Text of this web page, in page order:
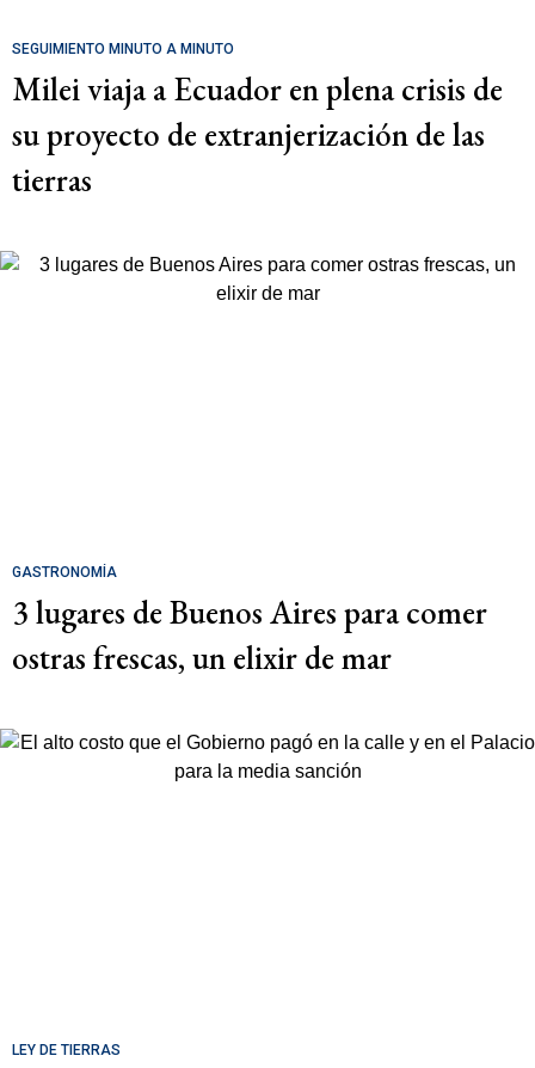
SEGUIMIENTO MINUTO A MINUTO
Milei viaja a Ecuador en plena crisis de
su proyecto de extranjerización de las
tierras
GASTRONOMÍA
3 lugares de Buenos Aires para comer
ostras frescas, un elixir de mar
LEY DE TIERRAS